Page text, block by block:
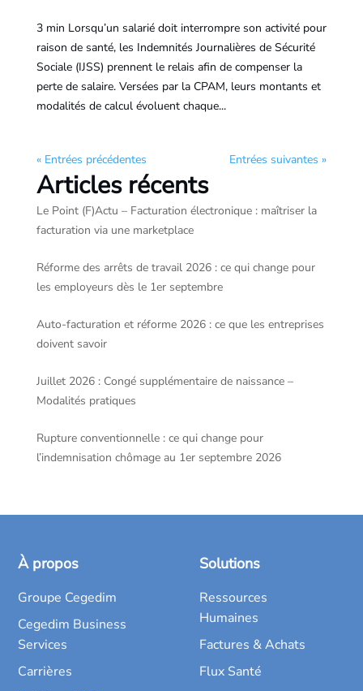
3 min Lorsqu’un salarié doit interrompre son activité pour
raison de santé, les Indemnités Journalières de Sécurité
Sociale (IJSS) prennent le relais afin de compenser la
perte de salaire. Versées par la CPAM, leurs montants et
modalités de calcul évoluent chaque...
« Entrées précédentes Entrées suivantes »
Articles récents
Le Point (F)Actu – Facturation électronique : maîtriser la
facturation via une marketplace
Réforme des arrêts de travail 2026 : ce qui change pour
les employeurs dès le 1er septembre
Auto-facturation et réforme 2026 : ce que les entreprises
doivent savoir
Juillet 2026 : Congé supplémentaire de naissance –
Modalités pratiques
Rupture conventionnelle : ce qui change pour
l’indemnisation chômage au 1er septembre 2026
À propos
Groupe Cegedim
Cegedim Business
Services
Carrières
Solutions
Ressources
Humaines
Factures & Achats
Flux Santé